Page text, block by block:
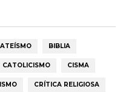
ATEÍSMO BIBLIA
CATOLICISMO CISMA
CRÍTICA RELIGIOSA